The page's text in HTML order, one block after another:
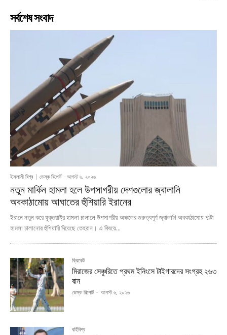
সর্বশেষ সংবাদ
ইসলামী বিশ্ব ডেস্ক রিপোর্ট - আগস্ট ৬, ২০২৬
নতুন মার্কিন হামলা হলে উপসাগরীয় দেশগুলোর জ্বালানি
অবকাঠামোয় আঘাতের হুঁশিয়ারি ইরানের
ইরানে নতুন করে যুক্তরাষ্ট্র হামলা চালালে উপসাগরীয় অঞ্চলের গুরুত্বপূর্ণ জ্বালানি অবকাঠামোয় পাল্টা
হামলা চালানোর হুঁশিয়ারি দিয়েছে তেহরান। এ বিষয়ে...
ক্রিকেট
মিরাজের সেঞ্চুরিতে প্রথম ইনিংসে টাইগারদের সংগ্রহ ২৬৩
রান
ডেস্ক রিপোর্ট - আগস্ট ৬, ২০২৬
বর্হিবিশ্ব